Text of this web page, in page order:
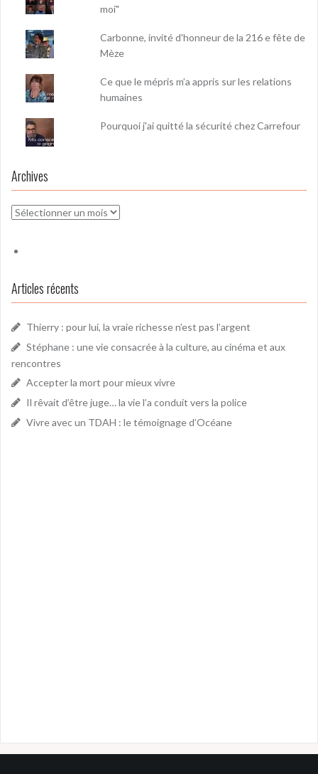
moi"
Carbonne, invité d'honneur de la 216 e fête de
Mèze
Ce que le mépris m’a appris sur les relations
humaines
Pourquoi j'ai quitté la sécurité chez Carrefour
Archives
Archives
Articles récents
Thierry : pour lui, la vraie richesse n’est pas l’argent
Stéphane : une vie consacrée à la culture, au cinéma et aux
rencontres
Accepter la mort pour mieux vivre
Il rêvait d’être juge… la vie l’a conduit vers la police
Vivre avec un TDAH : le témoignage d’Océane